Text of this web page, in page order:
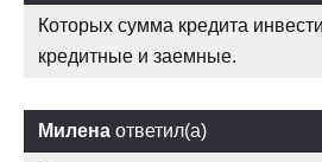
Которых сумма кредита
кредитные и заемные.
Милена ответил(а)